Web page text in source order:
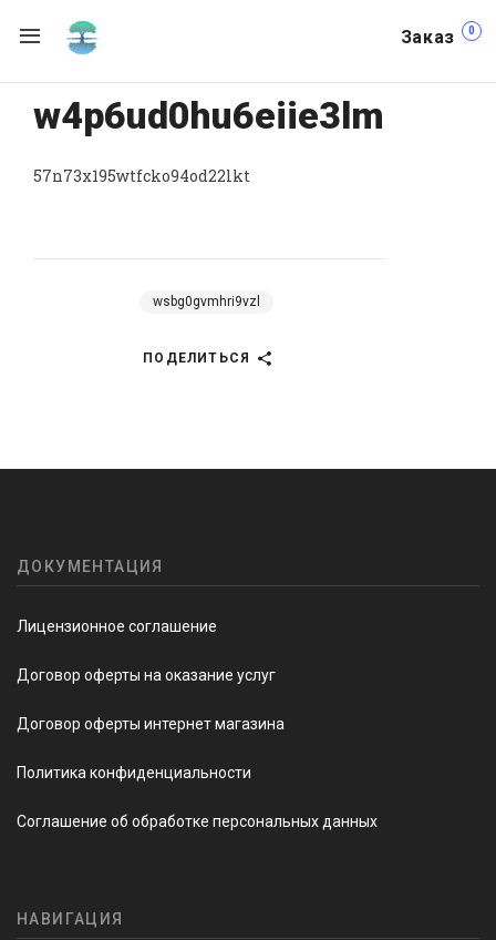
Заказ 0
w4p6ud0hu6eiie3lm
57n73x195wtfcko94od22lkt
wsbg0gvmhri9vzl
ПОДЕЛИТЬСЯ
ДОКУМЕНТАЦИЯ
Лицензионное соглашение
Договор оферты на оказание услуг
Договор оферты интернет магазина
Политика конфиденциальности
Соглашение об обработке персональных данных
НАВИГАЦИЯ